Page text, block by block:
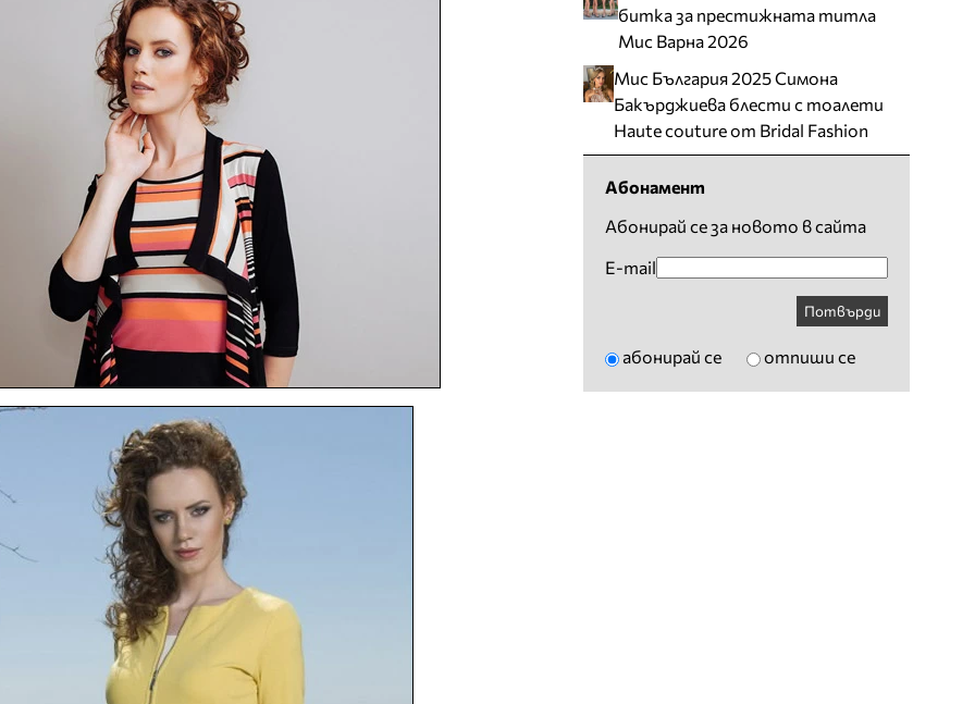
битка за престижната титла
Мис Варна 2026
Мис България 2025 Симона
Бакърджиева блести с тоалети
Haute couture от Bridal Fashion
Абонамент
Абонирай се за новото в сайта
E-mail
Потвърди
абонирай се отпиши се